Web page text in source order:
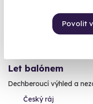
Povolit
Let balónem
Dechberoucí výhled a
Český ráj